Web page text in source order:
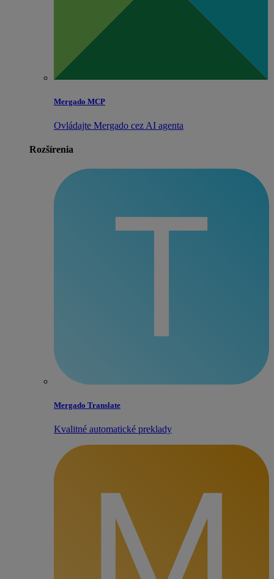
Mergado MCP
Ovládajte Mergado cez AI agenta
Rozšírenia
Mergado Translate
Kvalitné automatické preklady